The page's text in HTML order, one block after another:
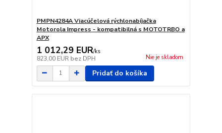
PMPN4284A Viacúčelová rýchlonabíjačka
Motorola Impress - kompatibilná s MOTOTRBO a
APX
1 012,29 EUR/ks
823,00 EUR bez DPH Nie je skladom
Pridať do košíka